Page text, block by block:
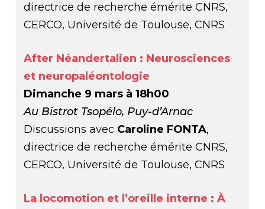
directrice de recherche émérite CNRS,
CERCO, Université de Toulouse, CNRS
After Néandertalien : Neurosciences
et neuropaléontologie
Dimanche 9 mars à 18h00
Au Bistrot Tsopélo, Puy-d’Arnac
Discussions avec Caroline FONTA,
directrice de recherche émérite CNRS,
CERCO, Université de Toulouse, CNRS
La locomotion et l’oreille interne : À